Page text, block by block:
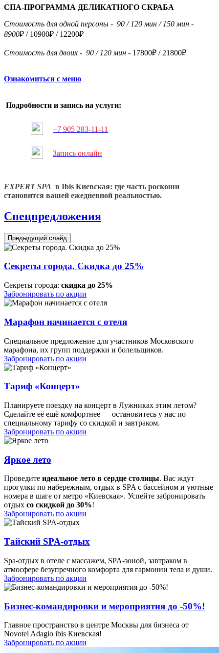
СПА-ПРОГРАММА ДЕЛИКАТНОГО СКРАБА
Стоимость для одной персоны - 90 / 120 мин / 150 мин -
8900₽ / 10900₽ / 12200₽
Стоимость для двоих - 90 / 120 мин - 17800₽ / 21800₽
Ознакомиться с меню
Подробности и запись на услуги:
+7 905 283-11-11
Запись онлайн
EXPERTSPA в Ibis Киевская: где часть роскоши
становится вашей ежедневной реальностью.
Спецпредложения
Предыдущий слайд
Секреты города. Скидка до 25%
Секреты города: скидка до 25%
Забронировать по акции
Марафон начинается с отеля
Специальное предложение для участников Московского
марафона, их групп поддержки и болельщиков.
Забронировать по акции
Тариф «Концерт»
Планируете поездку на концерт в Лужниках этим летом?
Сделайте её ещё комфортнее — остановитесь у нас по
специальному тарифу со скидкой и завтраком.
Забронировать по акции
Яркое лето
Проведите идеальное лето в сердце столицы. Вас ждут
прогулки по набережным, отдых в SPA с бассейном и уютные
номера в шаге от метро «Киевская». Успейте забронировать
отдых со скидкой до 30%!
Забронировать по акции
Тайский SPA-отдых
Spa-отдых в отеле с массажем, SPA-зоной, завтраком в
атмосфере безупречного комфорта для гармонии тела и души.
Забронировать по акции
Бизнес-командировки и мероприятия до -50%!
Главное пространство в центре Москвы для бизнеса от
Novotel Adagio ibis Киевская!
Забронировать по акции